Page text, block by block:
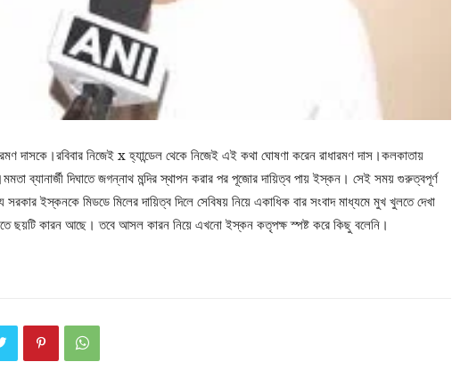
দাসকে।রবিবার নিজেই x হ্যান্ডেল থেকে নিজেই এই কথা ঘোষণা করেন রাধারমণ দাস।কলকাতায়
ব্যানার্জী দিঘাতে জগন্নাথ মন্দির স্থাপন করার পর পূজোর দায়িত্ব পায় ইস্কন। সেই সময় গুরুত্বপূর্ণ
ইস্কনকে মিডডে মিলের দায়িত্ব দিলে সেবিষয় নিয়ে একাধিক বার সংবাদ মাধ্যমে মুখ খুলতে দেখা
ছয়টি কারন আছে। তবে আসল কারন নিয়ে এখনো ইস্কন কতৃপক্ষ স্পষ্ট করে কিছু বলেনি।